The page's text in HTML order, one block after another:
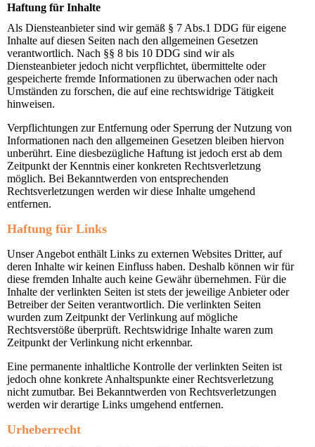
Haftung für Inhalte
Als Diensteanbieter sind wir gemäß § 7 Abs.1 DDG für eigene
Inhalte auf diesen Seiten nach den allgemeinen Gesetzen
verantwortlich. Nach §§ 8 bis 10 DDG sind wir als
Diensteanbieter jedoch nicht verpflichtet, übermittelte oder
gespeicherte fremde Informationen zu überwachen oder nach
Umständen zu forschen, die auf eine rechtswidrige Tätigkeit
hinweisen.
Verpflichtungen zur Entfernung oder Sperrung der Nutzung von
Informationen nach den allgemeinen Gesetzen bleiben hiervon
unberührt. Eine diesbezügliche Haftung ist jedoch erst ab dem
Zeitpunkt der Kenntnis einer konkreten Rechtsverletzung
möglich. Bei Bekanntwerden von entsprechenden
Rechtsverletzungen werden wir diese Inhalte umgehend
entfernen.
Haftung für Links
Unser Angebot enthält Links zu externen Websites Dritter, auf
deren Inhalte wir keinen Einfluss haben. Deshalb können wir für
diese fremden Inhalte auch keine Gewähr übernehmen. Für die
Inhalte der verlinkten Seiten ist stets der jeweilige Anbieter oder
Betreiber der Seiten verantwortlich. Die verlinkten Seiten
wurden zum Zeitpunkt der Verlinkung auf mögliche
Rechtsverstöße überprüft. Rechtswidrige Inhalte waren zum
Zeitpunkt der Verlinkung nicht erkennbar.
Eine permanente inhaltliche Kontrolle der verlinkten Seiten ist
jedoch ohne konkrete Anhaltspunkte einer Rechtsverletzung
nicht zumutbar. Bei Bekanntwerden von Rechtsverletzungen
werden wir derartige Links umgehend entfernen.
Urheberrecht